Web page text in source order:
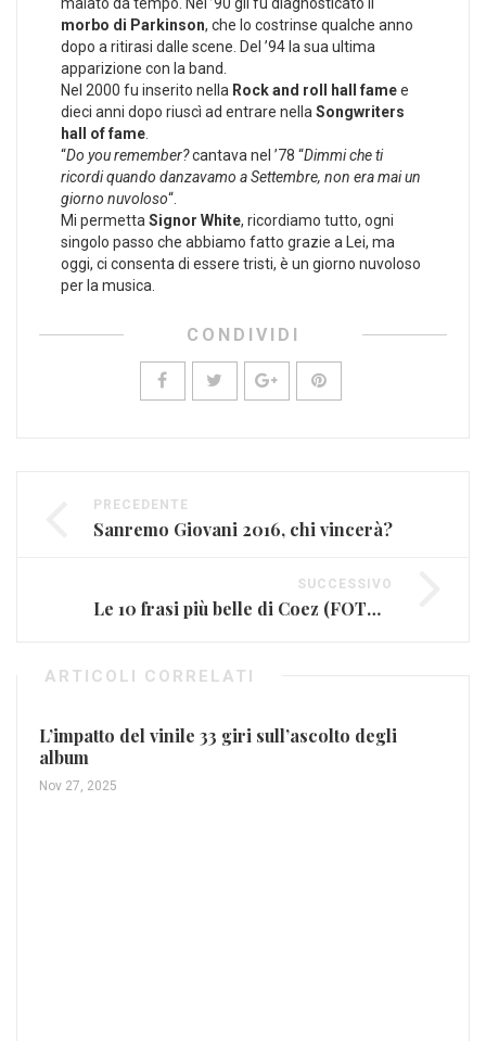
malato da tempo. Nel ’90 gli fu diagnosticato il
morbo di Parkinson, che lo costrinse qualche anno
dopo a ritirasi dalle scene. Del ’94 la sua ultima
apparizione con la band.
Nel 2000 fu inserito nella Rock and roll hall famee
dieci anni dopo riuscì ad entrare nellaSongwriters
hall of fame.
“Do you remember?cantava nel ’78 “Dimmi che ti
ricordi quando danzavamo a Settembre, non era mai un
giorno nuvoloso“.
Mi permettaSignor White, ricordiamo tutto, ogni
singolo passo che abbiamo fatto grazie a Lei, ma
oggi, ci consenta di essere tristi, è un giorno nuvoloso
per la musica.
CONDIVIDI
PRECEDENTE
Sanremo Giovani 2016, chi vincerà?
SUCCESSIVO
Le 10 frasi più belle di Coez (FOTO E VIDEO)
ARTICOLI CORRELATI
L’impatto del vinile 33 giri sull’ascolto degli
album
Nov 27, 2025